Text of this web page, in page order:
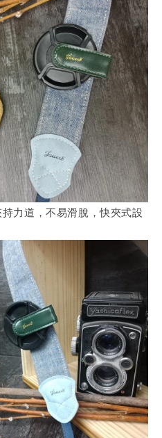
力道，不易滑脫，快夾式設